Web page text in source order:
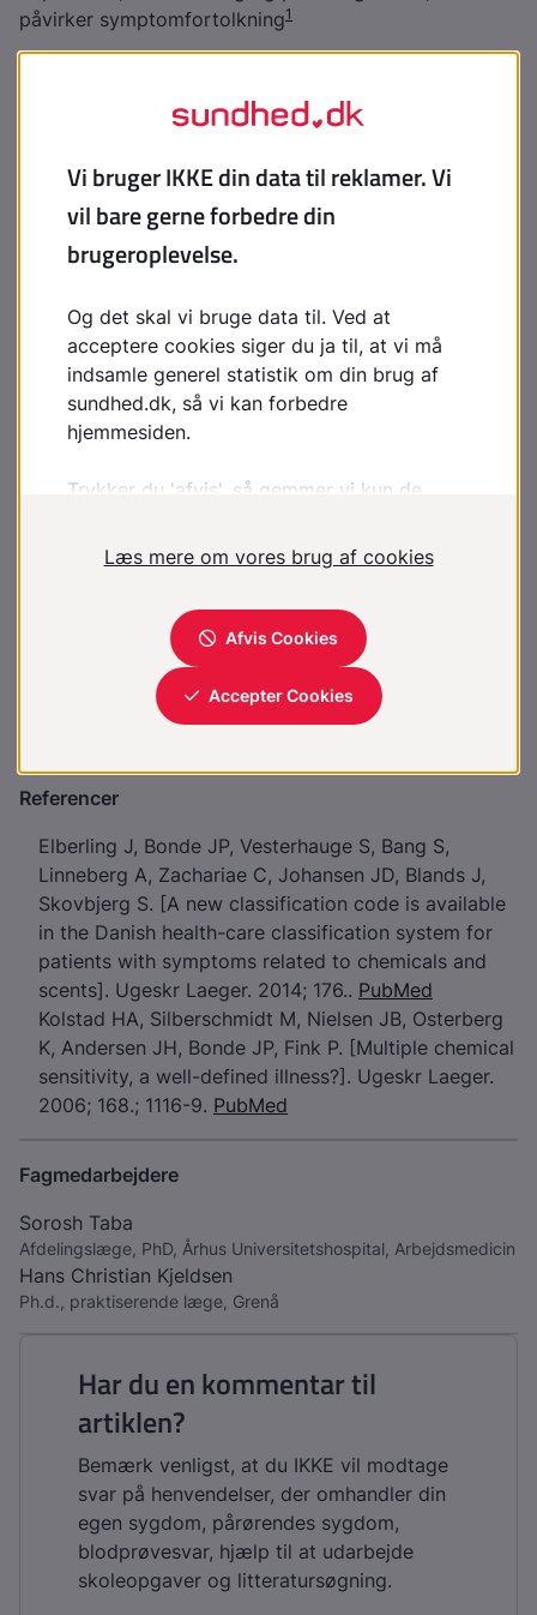
påvirker symptomfortolkning1
problemet?
Her er det selvfølgelig afgørende, hvor hæmmende
problemerne er i forhold til arbejdet. Sammen med
lægen kan man i mange tilfælde gøre tiltag, som kan
bedre situationen
Hos nogle kan det være aktuelt med såkaldt kognitiv
terapi, som er baseret på samtaler mellem læge eller
en psykolog og patient, og hvor man prøver at
påvirke den måde, patienten tænker på og håndterer
problemerne
føler sig taget alvorligt i sundhedsvæsenet
foreningen)
Vil du vide mere?
Overfølsomhed, mistænkt arbejdsbetinget
Referencer
Elberling J, Bonde JP, Vesterhauge S, Bang S,
Linneberg A, Zachariae C, Johansen JD, Blands J,
Skovbjerg S. [A new classification code is available
in the Danish health-care classification system for
patients with symptoms related to chemicals and
scents]. Ugeskr Laeger. 2014; 176.. PubMed
Kolstad HA, Silberschmidt M, Nielsen JB, Osterberg
K, Andersen JH, Bonde JP, Fink P. [Multiple chemical
sensitivity, a well-defined illness?]. Ugeskr Laeger.
2006; 168.; 1116-9. PubMed
Fagmedarbejdere
Sorosh Taba
Afdelingslæge, PhD, Århus Universitetshospital, Arbejdsmedicin
Hans Christian Kjeldsen
Ph.d., praktiserende læge, Grenå
Har du en kommentar til
artiklen?
Bemærk venligst, at du IKKE vil modtage
svar på henvendelser, der omhandler din
egen sygdom, pårørendes sygdom,
blodprøvesvar, hjælp til at udarbejde
skoleopgaver og litteratursøgning.